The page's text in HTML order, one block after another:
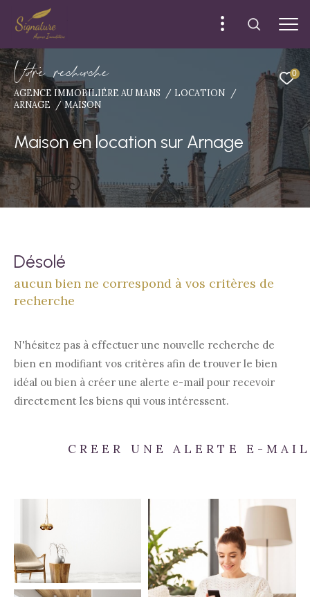
0
Vore recece
AGENCE IMMOBILIÉRE AU MANS
LOCATION
ARNAGE
MAISON
Maison en location sur Arnage
Désolé
aucun bien ne correspond à vos critères de
recherche
N'hésitez pas à effectuer une nouvelle recherche de
bien en modifiant vos critères afin de trouver le bien
idéal ou bien à créer une alerte e-mail pour recevoir
directement les biens qui vous intéressent.
CREER UNE ALERTE E-